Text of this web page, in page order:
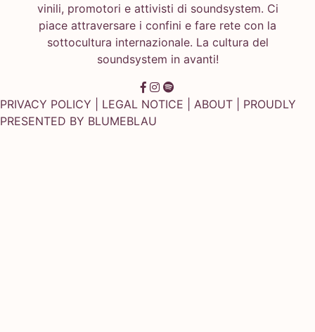
vinili, promotori e attivisti di soundsystem. Ci
piace attraversare i confini e fare rete con la
sottocultura internazionale. La cultura del
soundsystem in avanti!
PRIVACY POLICY LEGAL NOTICE ABOUT | PROUDLY
PRESENTED BY BLUMEBLAU